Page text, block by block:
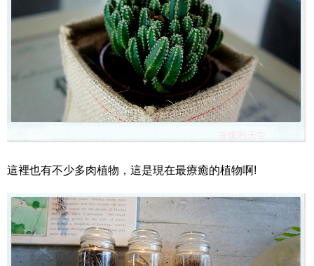
這裡也有不少多肉植物，這是現在最療癒的植物啊!